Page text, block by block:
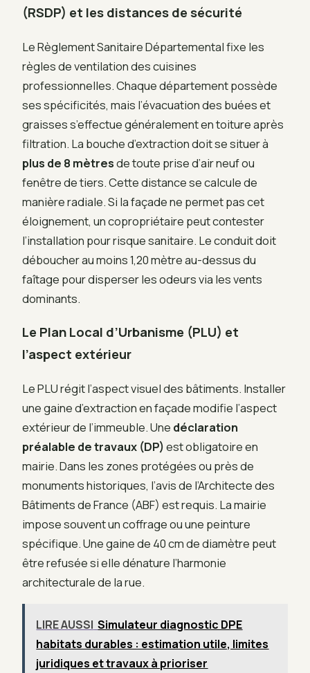
(RSDP) et les distances de sécurité
Le Règlement Sanitaire Départemental fixe les
règles de ventilation des cuisines
professionnelles. Chaque département possède
ses spécificités, mais l’évacuation des buées et
graisses s’effectue généralement en toiture après
filtration. La bouche d’extraction doit se situer à
plus de 8 mètresde toute prise d’air neuf ou
fenêtre de tiers. Cette distance se calcule de
manière radiale. Si la façade ne permet pas cet
éloignement, un copropriétaire peut contester
l’installation pour risque sanitaire. Le conduit doit
déboucher au moins 1,20 mètre au-dessus du
faîtage pour disperser les odeurs via les vents
dominants.
Le Plan Local d’Urbanisme (PLU) et
l’aspect extérieur
Le PLU régit l’aspect visuel des bâtiments. Installer
une gaine d’extraction en façade modifie l’aspect
extérieur de l’immeuble. Une déclaration
préalable de travaux (DP)est obligatoire en
mairie. Dans les zones protégées ou près de
monuments historiques, l’avis de l’Architecte des
Bâtiments de France (ABF) est requis. La mairie
impose souvent un coffrage ou une peinture
spécifique. Une gaine de 40 cm de diamètre peut
être refusée si elle dénature l’harmonie
architecturale de la rue.
LIRE AUSSI Simulateur diagnostic DPE
habitats durables : estimation utile, limites
juridiques et travaux à prioriser